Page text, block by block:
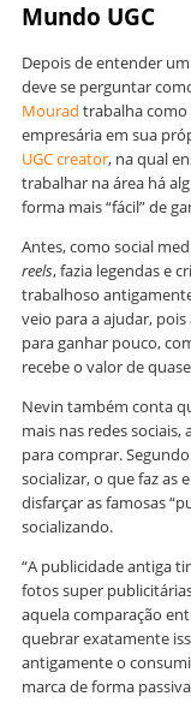
Mundo UGC
Depois de entender
deve se perguntar
Mourad trabalha como
empresária em sua
UGC creator, na qual
trabalhar na área há
forma mais “fácil” de
Antes, como social
reels, fazia legendas e
trabalhoso
veio para a ajudar,
para ganhar pouco,
recebe o valor de
Nevin também conta
mais nas redes
para comprar.
socializar, o que faz as
disfarçar as famosas
socializando.
“A publicidade antiga
fotos super
aquela comparação
quebrar exatamente
antigamente o
marca de forma